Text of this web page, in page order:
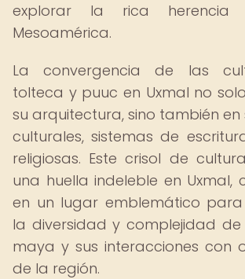
explorar la rica herencia
Mesoamérica.
La convergencia de las
tolteca y puuc en Uxmal no
su arquitectura, sino también
culturales, sistemas de
religiosas. Este crisol de
una huella indeleble en Uxmal,
en un lugar emblemático
la diversidad y complejidad de
maya y sus interacciones con
de la región.